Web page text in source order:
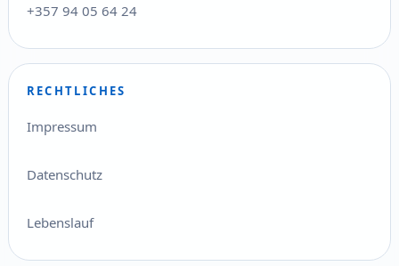
+357 94 05 64 24
RECHTLICHES
Impressum
Datenschutz
Lebenslauf